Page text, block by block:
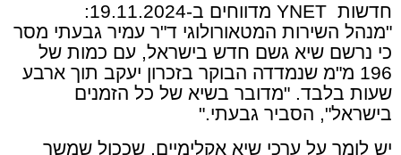
חדשות YNET מדווחים ב-19.11.2024:
"מנהל השירות המטאורולוגי ד"ר עמיר גבעתי מסר
כי נרשם שיא גשם חדש בישראל, עם כמות של
196 מ"מ שנמדדה הבוקר בזכרון יעקב תוך ארבע
שעות בלבד. "מדובר בשיא של כל הזמנים
בישראל", הסביר גבעתי.
"
יש לומר על ערכי שיא אקלימיים, שככול שמשך